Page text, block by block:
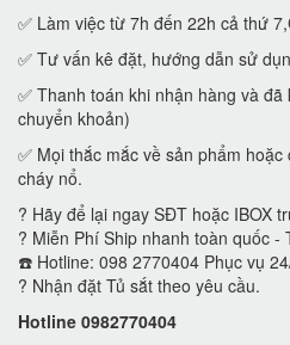
✅ Làm việc từ 7h đến 22h cả thứ
✅ Tư vấn kê đặt, hướng dẫn sử
✅ Thanh toán khi nhận hàng và
chuyển khoản)
✅ Mọi thắc mắc về sản phẩm
cháy nổ.
? Hãy để lại ngay SĐT hoặc IBOX
? Miễn Phí Ship nhanh toàn quốc -
☎️ Hotline: 098 2770404 Phục vụ
? Nhận đặt Tủ sắt theo yêu cầu.
Hotline 0982770404